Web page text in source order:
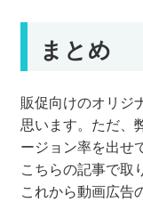
まとめ
販促向けのオリジ
思います。ただ、
ージョン率を出せ
こちらの記事で取
これから動画広告